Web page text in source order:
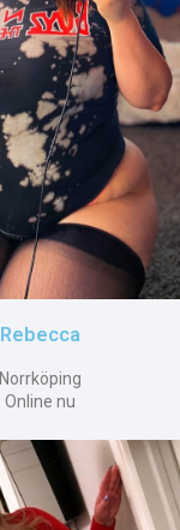
Rebecca
Norrköping
Online nu